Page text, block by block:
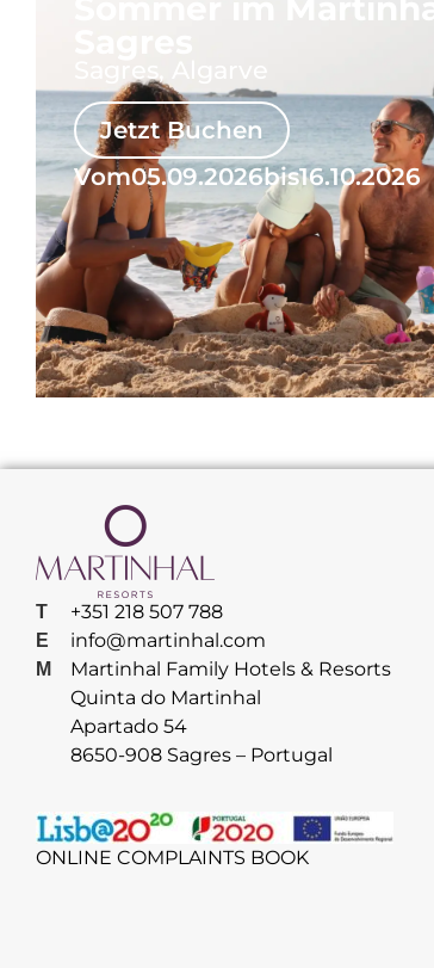
Sommer im Martinhal
Sagres, Algarve
Jetzt Buchen
Vom05.09.2026bis16.10.2026
T
E
M
+351 218 507 788
info@martinhal.com
Martinhal Family Hotels & Resorts
Quinta do Martinhal
Apartado 54
8650-908 Sagres – Portugal
ONLINE COMPLAINTS BOOK